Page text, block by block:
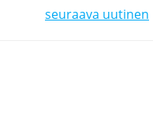
seuraava uutinen